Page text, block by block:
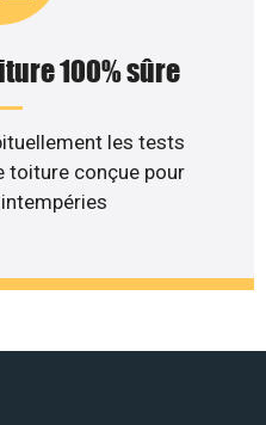
100% sûre
les tests
toiture conçue pour